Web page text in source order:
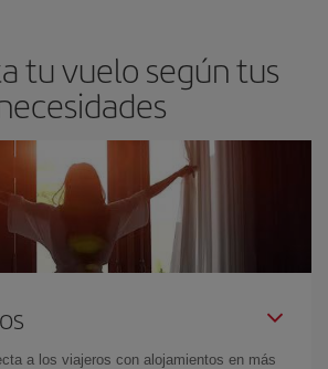
tu vuelo según tus
a los viajeros con alojamientos en más